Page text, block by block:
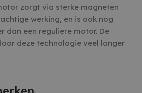
zorgt via sterke magneten
werking, en is ook nog
dan een reguliere motor. De
deze technologie veel langer